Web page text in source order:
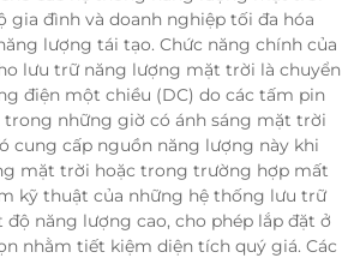
gia đình và doanh nghiệp tối đa hóa
lượng tái tạo. Chức năng chính của
lưu trữ năng lượng mặt trời là chuyển
điện một chiều (DC) do các tấm pin
trong những giờ có ánh sáng mặt trời
cung cấp nguồn năng lượng này khi
mặt trời hoặc trong trường hợp mất
kỹ thuật của những hệ thống lưu trữ
năng lượng cao, cho phép lắp đặt ở
nhằm tiết kiệm diện tích quý giá. Các